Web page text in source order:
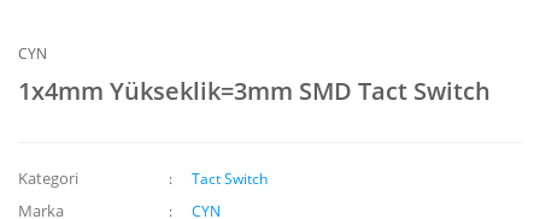
CYN
1x4mm Yükseklik=3mm SMD Tact Switch
Kategori Tact Switch
Marka CYN